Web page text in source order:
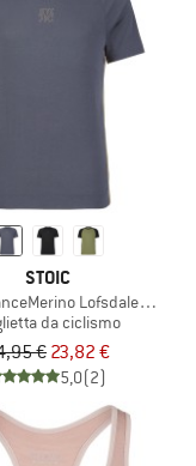
STOIC
LofsdalenSt.
da ciclismo
€ 23,82 €
5,0(2)